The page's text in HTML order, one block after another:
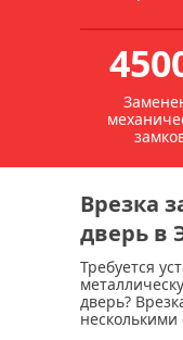
Врезка
дверь в
Требуется
дверь?
несколькими